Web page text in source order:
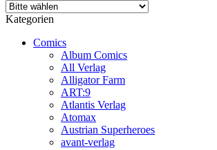
Kategorien
Comics
Album Comics
All Verlag
Alligator Farm
ART:9
Atlantis Verlag
Atomax
Austrian Superheroes
avant-verlag